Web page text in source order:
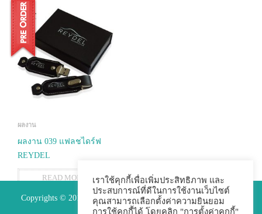
ผลงาน
ผลงาน 039 แฟลชไดร์ฟ
REYDEL
READ MORE
Copyrights © 2015 Premium Perfect Co.,ltd. All Rights Reserved.
เราใช้คุกกี้เพื่อเพิ่มประสิทธิภาพ และ
ประสบการณ์ที่ดีในการใช้งานเว็บไซต์
คุณสามารถเลือกตั้งค่าความยินยอม
การใช้คุกกี้ได้ โดยคลิก "การตั้งค่าคุกกี้"